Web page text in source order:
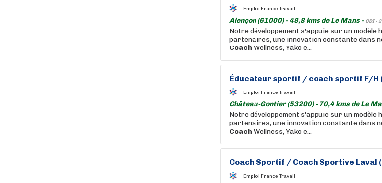
Emploi France Travail
Alençon (61000) - 48,8 kms de Le Mans - CDI -
Notre développement s'appuie sur un modèle
partenaires, une innovation constante dans
Coach Wellness, Yako e...
Éducateur sportif / coach sportif F/H
Emploi France Travail
Château-Gontier (53200) - 70,4 kms de Le
Notre développement s'appuie sur un modèle
partenaires, une innovation constante dans
Coach Wellness, Yako e...
Coach Sportif / Coach Sportive Laval
Emploi France Travail